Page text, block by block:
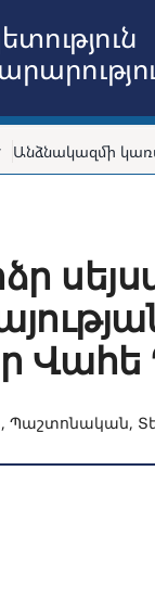
Անձնակազմի
, Պաշտոնական,